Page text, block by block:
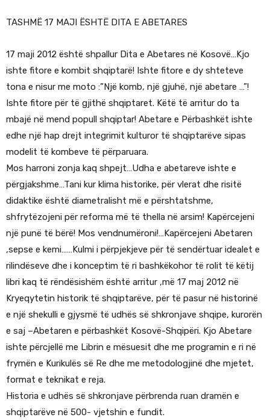
TASHMË 17 MAJI ËSHTË DITA E ABETARES
17 maji 2012 është shpallur Dita e Abetares në Kosovë…Kjo
ishte fitore e kombit shqiptarë! Ishte fitore e dy shteteve
tona e nisur me moto :”Një komb, një gjuhë, një abetare …”!
Ishte fitore për të gjithë shqiptaret. Këtë të arritur do ta
mbajë në mend popull shqiptar! Abetare e Përbashkët ishte
edhe një hap drejt integrimit kulturor të shqiptarëve sipas
modelit të kombeve të përparuara.
Mos harroni zonja kaq shpejt…Udha e abetareve ishte e
përgjakshme…Tani kur klima historike, për vlerat dhe risitë
didaktike është diametralisht më e përshtatshme,
shfrytëzojeni për reforma më të thella në arsim! Kapërcejeni
një punë të bërë! Mos vendnumëroni!…Kapërcejeni Abetaren
,sepse e kemi……Kulmi i përpjekjeve për të sendërtuar idealet e
rilindëseve dhe i konceptim të ri bashkëkohor të rolit të këtij
libri kaq të rëndësishëm është arritur ,më 17 maj 2012 në
Kryeqytetin historik të shqiptarëve, për të pasur në historinë
e një shekulli e gjysmë të udhës së shkronjave shqipe, kurorën
e saj –Abetaren e përbashkët Kosovë-Shqipëri. Kjo Abetare
ishte përcjellë me Librin e mësuesit dhe me programin e ri në
frymën e Kurikulës së Re dhe me metodologjinë dhe mjetet,
format e teknikat e reja.
Historia e udhës së shkronjave përbrenda ruan dramën e
shqiptarëve në 500- vjetshin e fundit.